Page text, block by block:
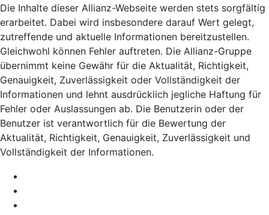
Die Inhalte dieser Allianz-Webseite werden stets sorgfältig
erarbeitet. Dabei wird insbesondere darauf Wert gelegt,
zutreffende und aktuelle Informationen bereitzustellen.
Gleichwohl können Fehler auftreten. Die Allianz-Gruppe
übernimmt keine Gewähr für die Aktualität, Richtigkeit,
Genauigkeit, Zuverlässigkeit oder Vollständigkeit der
Informationen und lehnt ausdrücklich jegliche Haftung für
Fehler oder Auslassungen ab. Die Benutzerin oder der
Benutzer ist verantwortlich für die Bewertung der
Aktualität, Richtigkeit, Genauigkeit, Zuverlässigkeit und
Vollständigkeit der Informationen.